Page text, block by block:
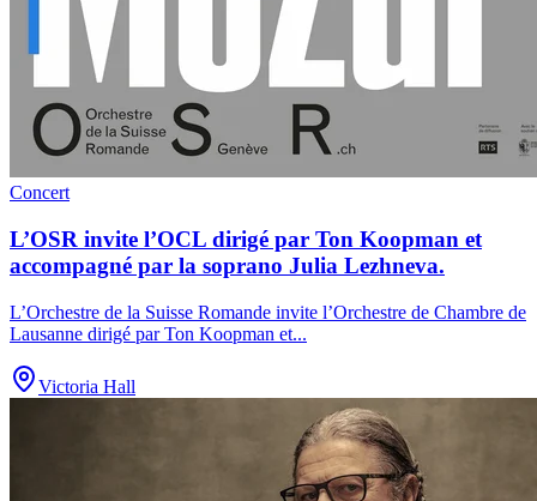
Concert
L’OSR invite l’OCL dirigé par Ton Koopman et
accompagné par la soprano Julia Lezhneva.
L’Orchestre de la Suisse Romande invite l’Orchestre de Chambre de
Lausanne dirigé par Ton Koopman et...
Victoria Hall